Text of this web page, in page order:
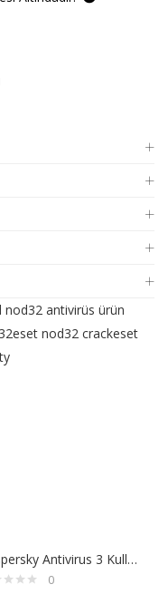
nod32 antivirüs ürün
eset nod32 crackeset
Kaspersky Antivirus 3 Kullanıcılı 1 Yıllık
0